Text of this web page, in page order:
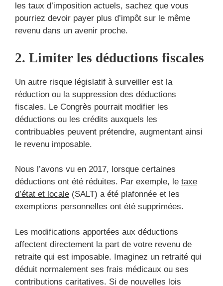
les taux d’imposition actuels, sachez que vous
pourriez devoir payer plus d’impôt sur le même
revenu dans un avenir proche.
2. Limiter les déductions fiscales
Un autre risque législatif à surveiller est la
réduction ou la suppression des déductions
fiscales. Le Congrès pourrait modifier les
déductions ou les crédits auxquels les
contribuables peuvent prétendre, augmentant ainsi
le revenu imposable.
Nous l’avons vu en 2017, lorsque certaines
déductions ont été réduites. Par exemple, le taxe
d’état et locale (SALT) a été plafonnée et les
exemptions personnelles ont été supprimées.
Les modifications apportées aux déductions
affectent directement la part de votre revenu de
retraite qui est imposable. Imaginez un retraité qui
déduit normalement ses frais médicaux ou ses
contributions caritatives. Si de nouvelles lois